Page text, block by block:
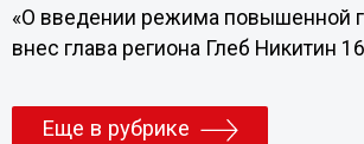
«О введении режима повышенной
внес глава региона Глеб Никитин
Еще в рубрике